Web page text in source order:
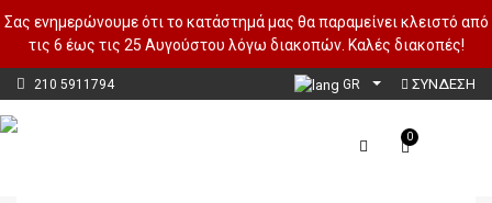
Σας ενημερώνουμε ότι το κατάστημά μας θα παραμείνει κλειστό από
τις 6 έως τις 25 Αυγούστου λόγω διακοπών. Καλές διακοπές!
210 5911794 GR ΣΥΝΔΕΣΗ
0